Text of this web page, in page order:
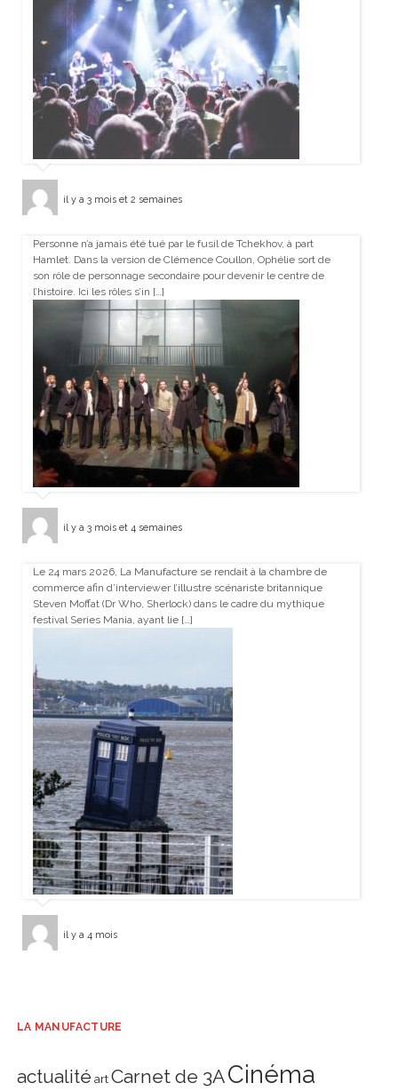
il y a 3 mois et 2 semaines
Personne n’a jamais été tué par le fusil de Tchekhov, à part
Hamlet. Dans la version de Clémence Coullon, Ophélie sort de
son rôle de personnage secondaire pour devenir le centre de
l’histoire. Ici les rôles s’in […]
il y a 3 mois et 4 semaines
Le 24 mars 2026, La Manufacture se rendait à la chambre de
commerce afin d’interviewer l’illustre scénariste britannique
Steven Moffat (Dr Who, Sherlock) dans le cadre du mythique
festival Series Mania, ayant lie […]
il y a 4 mois
LA MANUFACTURE
actualité art Carnet de 3ACinéma